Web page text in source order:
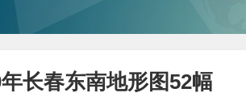
长春东南地形图52幅